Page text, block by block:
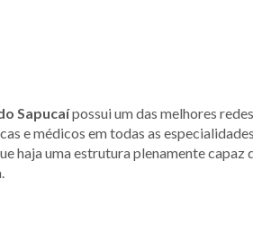
Sapucaípossui um das melhores
e médicos em todas as
haja uma estrutura plenamente capaz